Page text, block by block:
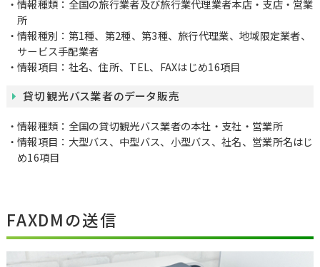
情報種類：全国の旅行業者及び旅行業代理業者本店・支店・営業
所
情報種別：第1種、第2種、第3種、旅行代理業、地域限定業者、
サービス手配業者
情報項目：社名、住所、TEL、FAXはじめ16項目
貸切観光バス業者のデータ販売
情報種類：全国の貸切観光バス業者の本社・支社・営業所
情報項目：大型バス、中型バス、小型バス、社名、営業所名はじ
め16項目
FAXDMの送信